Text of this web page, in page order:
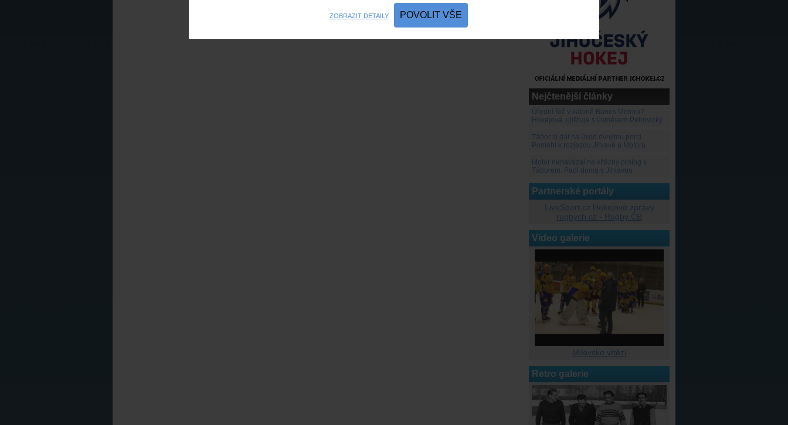
ZOBRAZIT DETAILY POVOLIT VŠE
Nejčtenější články
Úřední řeč v kabině Banes Motoru?
Hokejová, ujišťuje s úsměvem Petrovický
Tábor si dal na úvod dvojitou porci.
Pomohl k rozjezdu Jihlavě a Motoru
Motor nenavázal na vítězný prolog s
Táborem. Padl doma s Jihlavou
Partnerské portály
LiveSport.cz Hokejové zprávy
rugbycb.cz - Rugby ČB
Video galerie
Milevsko vítězí
Retro galerie